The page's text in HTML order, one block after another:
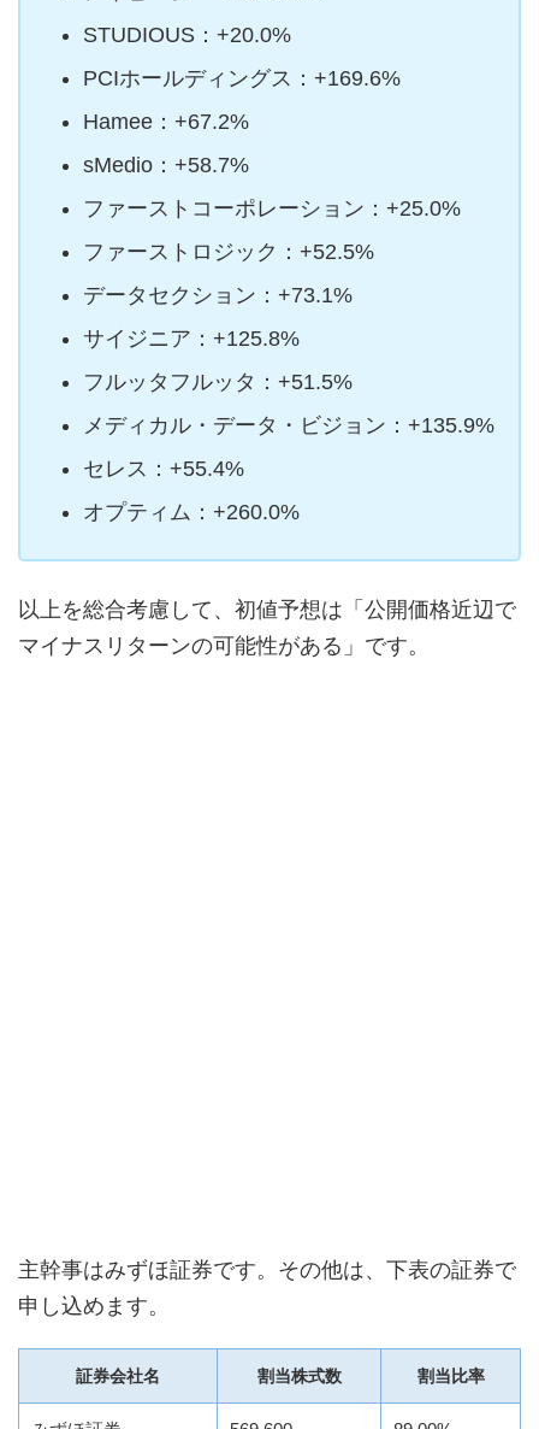
STUDIOUS：+20.0%
PCIホールディングス：+169.6%
Hamee：+67.2%
sMedio：+58.7%
ファーストコーポレーション：+25.0%
ファーストロジック：+52.5%
データセクション：+73.1%
サイジニア：+125.8%
フルッタフルッタ：+51.5%
メディカル・データ・ビジョン：+135.9%
セレス：+55.4%
オプティム：+260.0%
以上を総合考慮して、初値予想は「公開価格近辺で
マイナスリターンの可能性がある」です。
主幹事はみずほ証券です。その他は、下表の証券で
申し込めます。
証券会社名 割当株式数 割当比率